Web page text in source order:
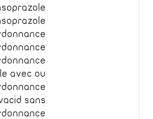
avec ou
sans